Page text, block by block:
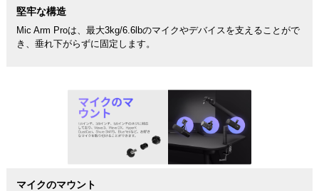
堅牢な構造
Mic Arm Proは、最大3kg/6.6lbのマイクやデバイスを支えることがで
き、垂れ下がらずに固定します。
マイクのマウント